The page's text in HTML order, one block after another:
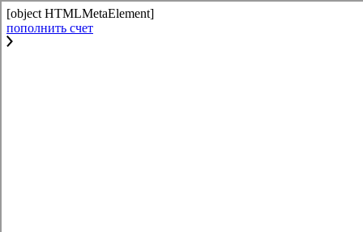
[object HTMLMetaElement]
пополнить счет